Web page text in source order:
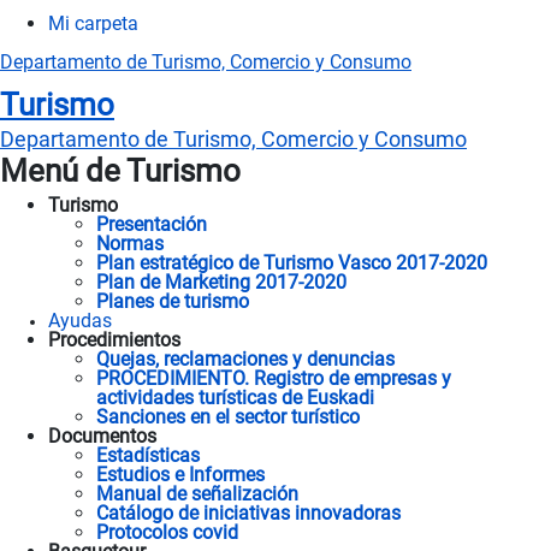
Mi carpeta
Departamento de Turismo, Comercio y Consumo
Turismo
Departamento de Turismo, Comercio y Consumo
Menú de Turismo
Turismo
Presentación
Normas
Plan estratégico de Turismo Vasco 2017-2020
Plan de Marketing 2017-2020
Planes de turismo
Ayudas
Procedimientos
Quejas, reclamaciones y denuncias
PROCEDIMIENTO. Registro de empresas y
actividades turísticas de Euskadi
Sanciones en el sector turístico
Documentos
Estadísticas
Estudios e Informes
Manual de señalización
Catálogo de iniciativas innovadoras
Protocolos covid